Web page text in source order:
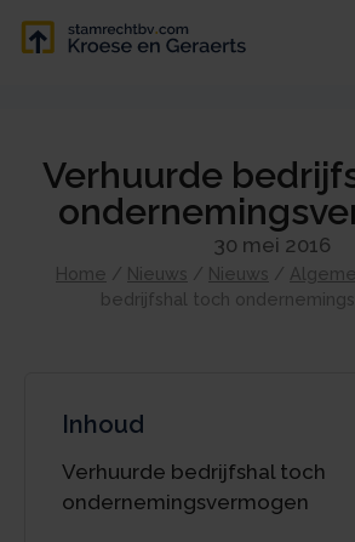
Verhuurde
30 mei 2016
Home / Nieuws / Nieuws /
bedrijfshal toch
Inhoud
Verhuurde bedrijfshal toch
ondernemingsvermogen